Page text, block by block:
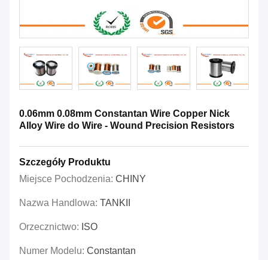
0.06mm 0.08mm Constantan Wire Copper Nick
Alloy Wire do Wire - Wound Precision Resistors
Szczegóły Produktu
Miejsce Pochodzenia: CHINY
Nazwa Handlowa: TANKII
Orzecznictwo: ISO
Numer Modelu: Constantan